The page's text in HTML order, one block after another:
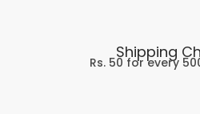
Shipping
Rs. 50 for every